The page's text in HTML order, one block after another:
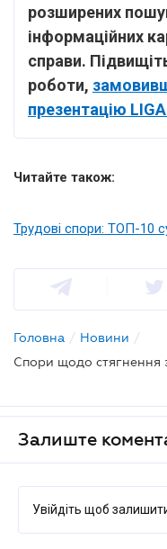
розширених
інформаційних
справи.
роботи,
презентацію
Читайте також:
Трудові спори: ТОП-10
Головна / Новини /
Залиште
Увійдіть щоб